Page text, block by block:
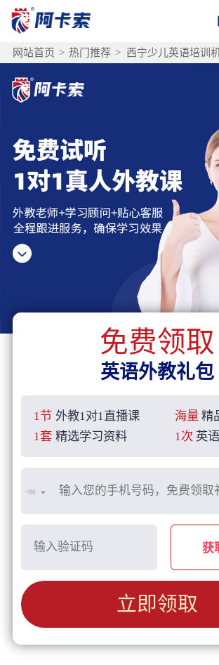
网站首页 > 热门推荐 > 西宁少儿英语培训
免费领取
英语外教礼包
1节 外教1对1直播课 海量 精
1套 精选学习资料 1次 英
+86
获
立即领取